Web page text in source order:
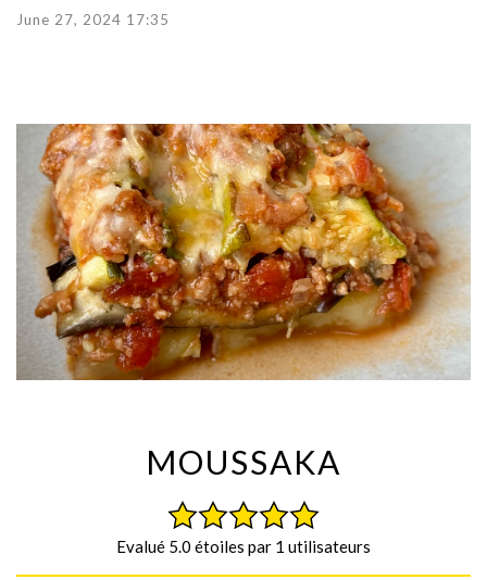
June 27, 2024 17:35
MOUSSAKA
Evalué 5.0 étoiles par 1 utilisateurs